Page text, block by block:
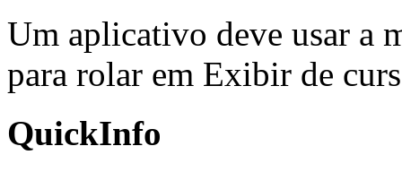
Um aplicativo deve usar a
para rolar em Exibir de
QuickInfo